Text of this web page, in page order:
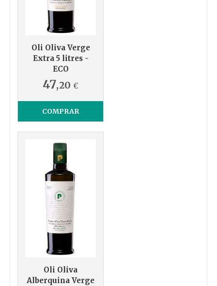
Oli Oliva Verge
Extra 5 litres -
ECO
47,20 €
COMPRAR
Oli Oliva
Alberquina Verge